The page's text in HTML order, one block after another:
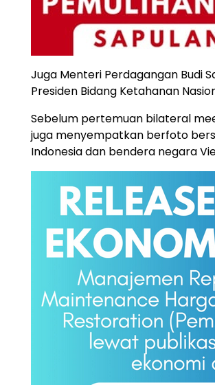
Juga Menteri Perdagangan Budi
Presiden Bidang Ketahanan
Sebelum pertemuan bilateral
juga menyempatkan berfoto
Indonesia dan bendera negara